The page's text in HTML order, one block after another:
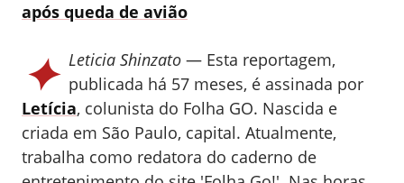
após queda de avião
✦ Leticia Shinzato — Esta reportagem,
publicada há 57 meses, é assinada por
Letícia, colunista do Folha GO. Nascida e
criada em São Paulo, capital. Atualmente,
trabalha como redatora do caderno de